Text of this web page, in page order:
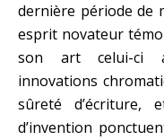
dernière période de
esprit novateur
son art celui-ci
innovations
sûreté d’écriture,
d’invention